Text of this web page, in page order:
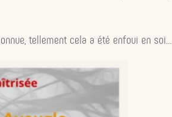
tellement cela a été enfoui en soi…